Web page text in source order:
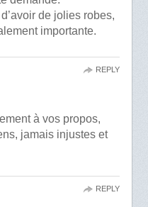
de jolies robes,
importante.
à vos propos,
jamais injustes et
REPLY
REPLY